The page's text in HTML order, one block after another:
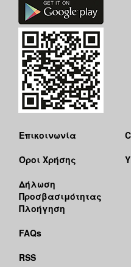
Επικοινωνία
Όροι Χρήσης
Δήλωση
Προσβασιμότητας
Πλοήγηση
FAQs
RSS